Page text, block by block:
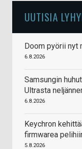
UUTISIA
Doom pyörii nyt
6.8.2026
Samsungin
Ultrasta
6.8.2026
Keychron
firmwarea
5.8.2026